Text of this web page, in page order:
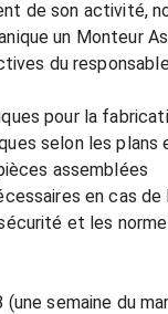
de son activité,
un Monteur
du
pour la
selon les
assemblées
en cas de
et les
semaine du